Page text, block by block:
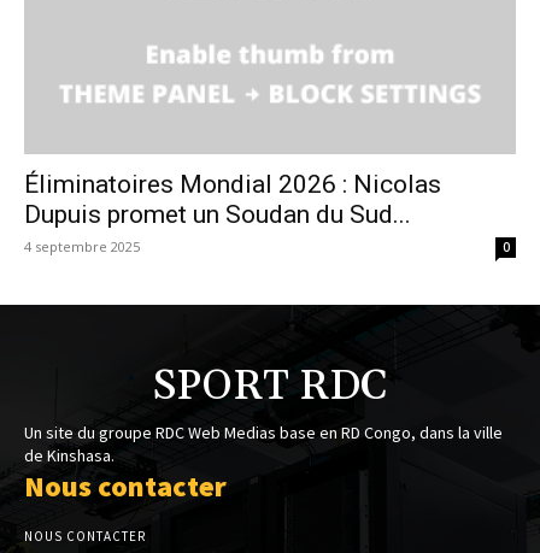
Éliminatoires Mondial 2026 : Nicolas
Dupuis promet un Soudan du Sud...
4 septembre 2025 0
SPORT RDC
Un site du groupe RDC Web Medias base en RD Congo, dans la ville
de Kinshasa.
Nous contacter
NOUS CONTACTER